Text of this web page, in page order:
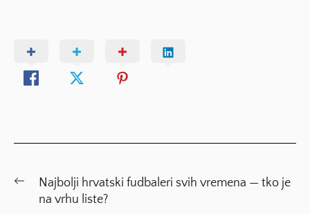
Post
navigation
PreviousNajbolji hrvatski fudbaleri svih vremena — tko je
na vrhu liste?